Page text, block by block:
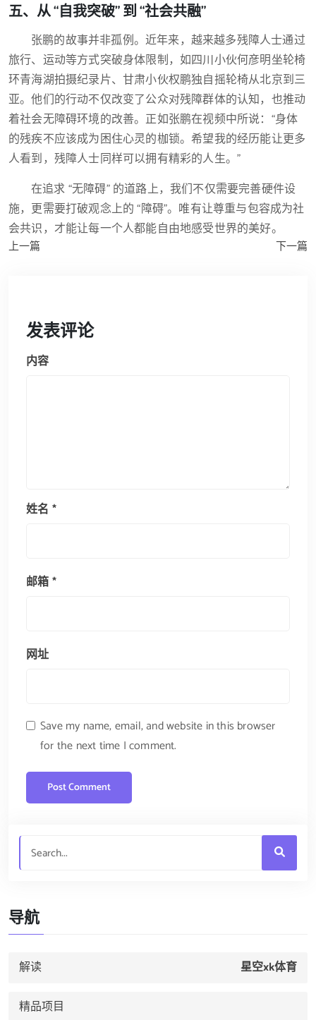
五、从 “自我突破” 到 “社会共融”
张鹏的故事并非孤例。近年来，越来越多残障人士通过
旅行、运动等方式突破身体限制，如四川小伙何彦明坐轮椅
环青海湖拍摄纪录片、甘肃小伙权鹏独自摇轮椅从北京到三
亚。他们的行动不仅改变了公众对残障群体的认知，也推动
着社会无障碍环境的改善。正如张鹏在视频中所说：“身体
的残疾不应该成为困住心灵的枷锁。希望我的经历能让更多
人看到，残障人士同样可以拥有精彩的人生。”
在追求 “无障碍” 的道路上，我们不仅需要完善硬件设
施，更需要打破观念上的 “障碍”。唯有让尊重与包容成为社
会共识，才能让每一个人都能自由地感受世界的美好。
上一篇 下一篇
发表评论
内容
姓名 *
邮箱*
网址
Save my name, email, and website in this browser
for the next time I comment.
导航
解读 星空xk体育
精品项目